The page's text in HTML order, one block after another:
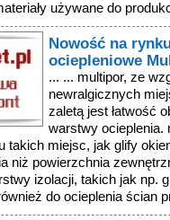
używane do
Nowość na
ociepleniowe
... ... multipor, ze
newralgicznych
zaletą jest łatwość
warstwy ocieplenia.
takich miejsc, jak glify
niż powierzchnia
izolacji, takich jak np.
do ocieplenia ścian